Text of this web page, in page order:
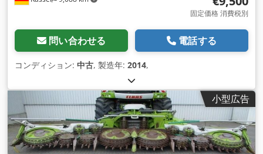
固定価格 消費税別
問い合わせる 電話する
コンディション: 中古, 製造年: 2014,
小型広告